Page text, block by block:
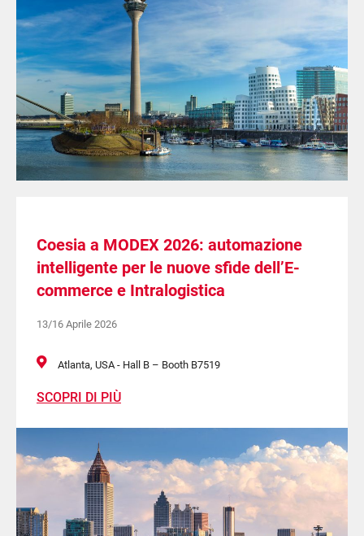
Coesia a MODEX 2026: automazione
intelligente per le nuove sfide dell’E-
commerce e Intralogistica
13/16 Aprile 2026
Atlanta, USA - Hall B – Booth B7519
SCOPRI DI PIÙ